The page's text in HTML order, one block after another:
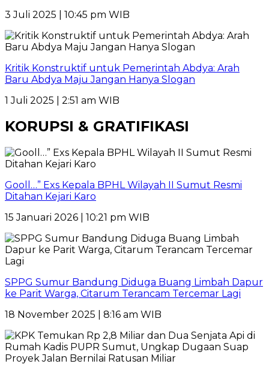
3 Juli 2025 | 10:45 pm WIB
Kritik Konstruktif untuk Pemerintah Abdya: Arah
Baru Abdya Maju Jangan Hanya Slogan
1 Juli 2025 | 2:51 am WIB
KORUPSI & GRATIFIKASI
Gooll…” Exs Kepala BPHL Wilayah II Sumut Resmi
Ditahan Kejari Karo
15 Januari 2026 | 10:21 pm WIB
SPPG Sumur Bandung Diduga Buang Limbah Dapur
ke Parit Warga, Citarum Terancam Tercemar Lagi
18 November 2025 | 8:16 am WIB